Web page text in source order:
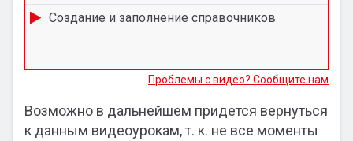
Создание и заполнение справочников
Проблемы с видео? Сообщите нам
Возможно в дальнейшем придется вернуться
к данным видеоурокам, т. к. не все моменты